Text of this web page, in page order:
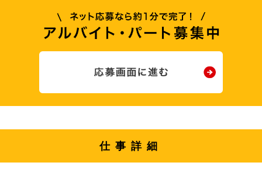
仕事詳細